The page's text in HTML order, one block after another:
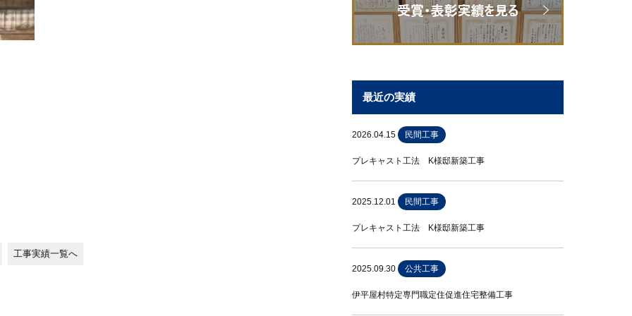
工事実績一覧へ
最近の実績
2026.04.15 民間工事
プレキャスト工法 K様邸新築工事
2025.12.01 民間工事
プレキャスト工法 K様邸新築工事
2025.09.30 公共工事
伊平屋村特定専門職定住促進住宅整備工事